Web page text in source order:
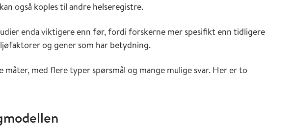
også koples til andre helseregistre.
enda viktigere enn før, fordi forskerne mer spesifikt enn tidligere
og gener som har betydning.
måter, med flere typer spørsmål og mange mulige svar. Her er to